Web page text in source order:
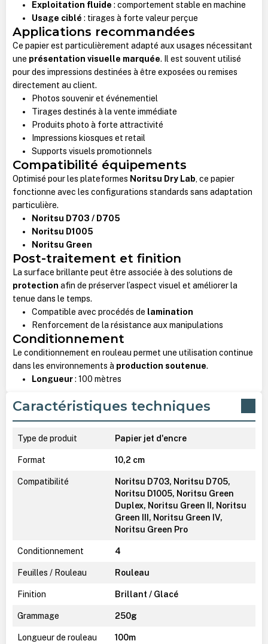
Exploitation fluide : comportement stable en machine
Usage ciblé : tirages à forte valeur perçue
Applications recommandées
Ce papier est particulièrement adapté aux usages nécessitant
une présentation visuelle marquée. Il est souvent utilisé
pour des impressions destinées à être exposées ou remises
directement au client.
Photos souvenir et événementiel
Tirages destinés à la vente immédiate
Produits photo à forte attractivité
Impressions kiosques et retail
Supports visuels promotionnels
Compatibilité équipements
Optimisé pour les plateformes Noritsu Dry Lab, ce papier
fonctionne avec les configurations standards sans adaptation
particulière.
Noritsu D703 / D705
Noritsu D1005
Noritsu Green
Post-traitement et finition
La surface brillante peut être associée à des solutions de
protection afin de préserver l’aspect visuel et améliorer la
tenue dans le temps.
Compatible avec procédés de lamination
Renforcement de la résistance aux manipulations
Conditionnement
Le conditionnement en rouleau permet une utilisation continue
dans les environnements à production soutenue.
Longueur: 100 mètres
Caractéristiques techniques
Type de produit Papier jet d'encre
Format 10,2 cm
Compatibilité
Noritsu D703, Noritsu D705,
Noritsu D1005, Noritsu Green
Duplex, Noritsu Green II, Noritsu
Green III, Noritsu Green IV,
Noritsu Green Pro
Conditionnement 4
Feuilles / Rouleau Rouleau
Finition Brillant / Glacé
Grammage 250g
Longueur de rouleau 100m